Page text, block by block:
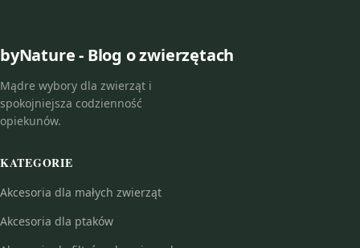
byNature - Blog o zwierzętach
Mądre wybory dla zwierząt i
spokojniejsza codzienność
opiekunów.
KATEGORIE
Akcesoria dla małych zwierząt
Akcesoria dla ptaków